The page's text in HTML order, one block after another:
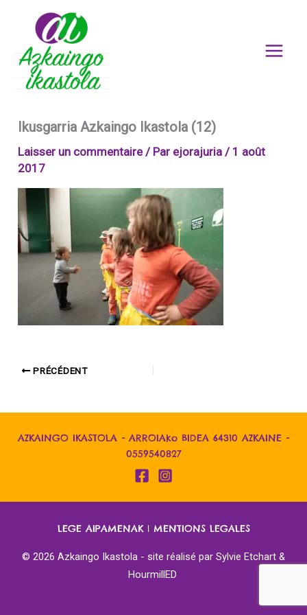
contenu
Ikusgarria Azkaingo Ikastola (12)
Laisser un commentaire / Par ejorajuria / 1 août
2017
PRÉCÉDENT
AZKAINGO IKASTOLA - ARROIAko BIDEA 64310 AZKAINE -
0559540827
LEGE AIPAMENAK| MENTIONS LEGALES
© 2026 Azkaingo Ikastola - site réalisé par Sylvie Etchart &
HourmillED